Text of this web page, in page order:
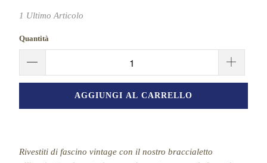
1 Ultimo Αrticolo
Quantità
AGGIUNGI AL CARRELLO
Rivestiti di fascino vintage con il nostro braccialetto